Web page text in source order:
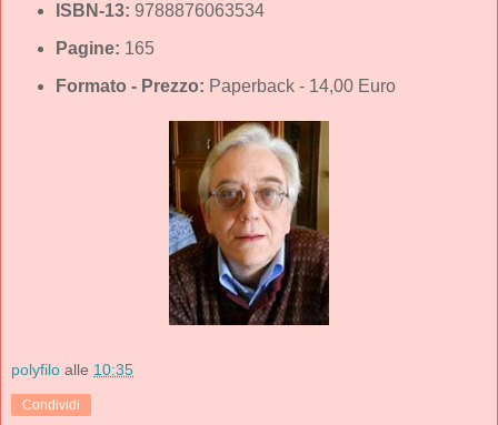
ISBN-13: 9788876063534
Pagine: 165
Formato - Prezzo: Paperback - 14,00 Euro
polyfilo alle 10:35
Condividi